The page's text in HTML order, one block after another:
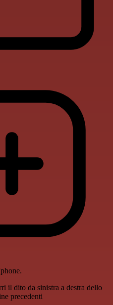
il dito da sinistra a destra dello
precedenti